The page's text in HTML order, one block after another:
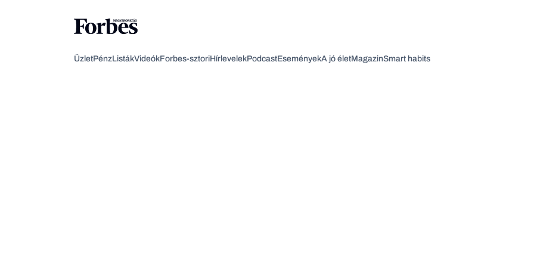
ÜzletPénzListákVideókForbes-sztoriHírlevelekPodcastEseményekA jó életMagazinSmart habits